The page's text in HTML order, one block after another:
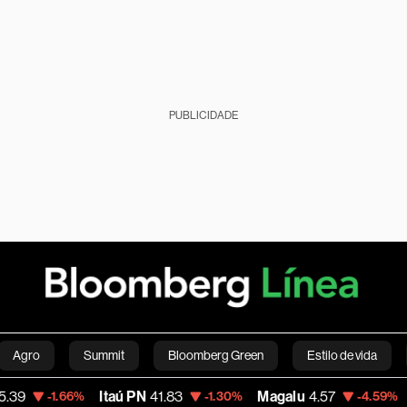
PUBLICIDADE
Agro Summit Bloomberg Green Estilo de vida
pessoais Viagens Internacional Brasil
Itaú PN 41.83 -1.30% Magalu 4.57 -4.59% Bitcoin